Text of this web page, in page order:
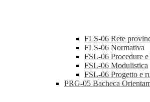
FLS-06 Rete
FLS-06 Normativa
FSL-06 Procedure
FSL-06 Modulistica
FSL-06 Progetto e
PRG-05 Bacheca